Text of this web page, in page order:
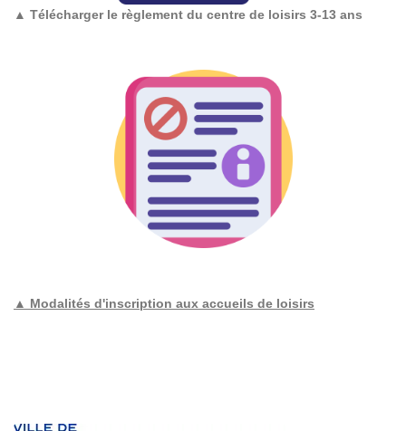
▲ Télécharger le règlement du centre de loisirs 3-13 ans
▲ Modalités d'inscription aux accueils de loisirs